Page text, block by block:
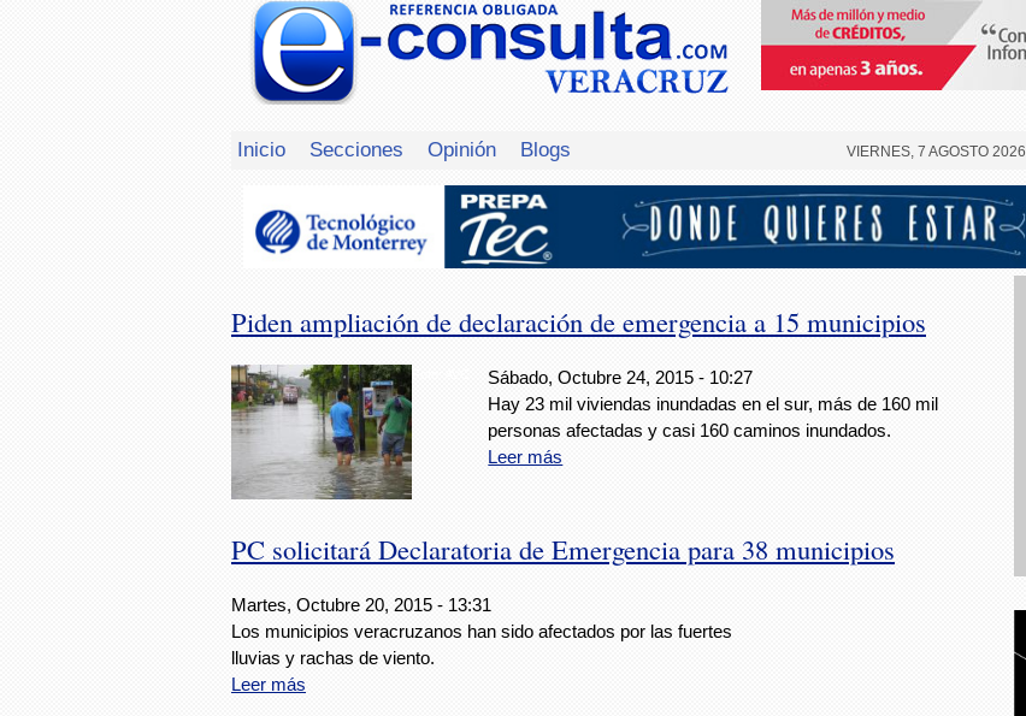
Inicio Secciones Opinión Blogs VIERNES, 7 AGOSTO 2026
Piden ampliación de declaración de emergencia a 15 municipios
Sábado, Octubre 24, 2015 - 10:27
Hay 23 mil viviendas inundadas en el sur, más de 160 mil
personas afectadas y casi 160 caminos inundados.
Leer más
PC solicitará Declaratoria de Emergencia para 38 municipios
Martes, Octubre 20, 2015 - 13:31
Los municipios veracruzanos han sido afectados por las fuertes
lluvias y rachas de viento.
Leer más